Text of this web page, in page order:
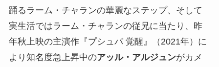
踊るラーム・チャランの華麗なステップ、そして
実生活ではラーム・チャランの従兄に当たり、昨
年秋上映の主演作『プシュパ 覚醒』（2021年）に
より知名度急上昇中のアッル・アルジュンがカメ